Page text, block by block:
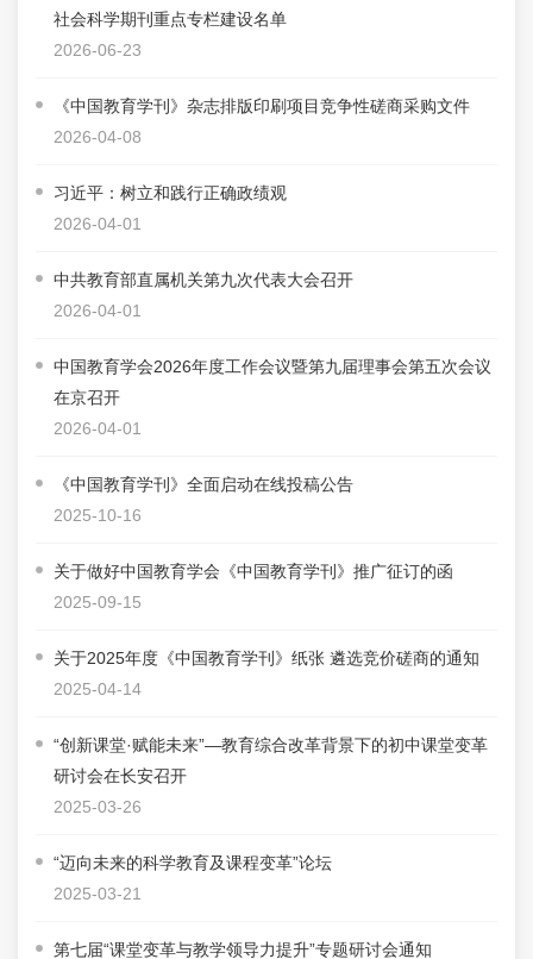
社会科学期刊重点专栏建设名单
2026-06-23
《中国教育学刊》杂志排版印刷项目竞争性磋商采购文件
2026-04-08
习近平：树立和践行正确政绩观
2026-04-01
中共教育部直属机关第九次代表大会召开
2026-04-01
中国教育学会2026年度工作会议暨第九届理事会第五次会议
在京召开
2026-04-01
《中国教育学刊》全面启动在线投稿公告
2025-10-16
关于做好中国教育学会《中国教育学刊》推广征订的函
2025-09-15
关于2025年度《中国教育学刊》纸张 遴选竞价磋商的通知
2025-04-14
“创新课堂·赋能未来”—教育综合改革背景下的初中课堂变革
研讨会在长安召开
2025-03-26
“迈向未来的科学教育及课程变革”论坛
2025-03-21
第七届“课堂变革与教学领导力提升”专题研讨会通知